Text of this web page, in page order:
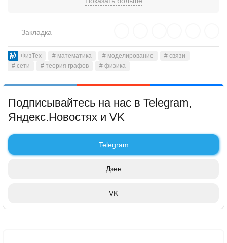
смежных дисциплин. Расположен в городе Долгопрудном
Закладка
ФизТех # математика # моделирование
# связи
# сети
# теория графов # физика
Подписывайтесь на нас в Telegram,
Яндекс.Новостях и VK
Telegram
Дзен
VK